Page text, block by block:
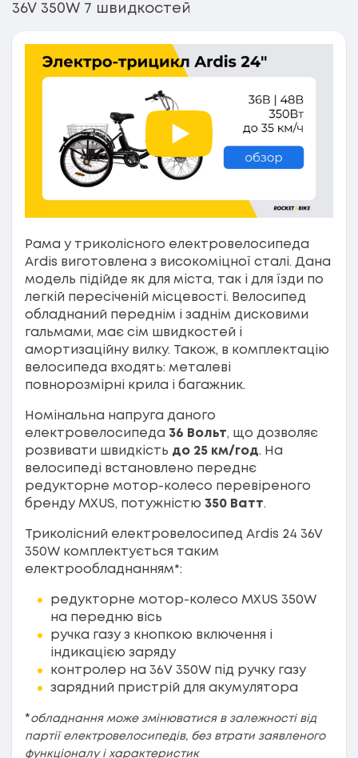
36V 350W 7 швидкостей
Рама у триколісного електровелосипеда
Ardis виготовлена з високоміцної сталі. Дана
модель підійде як для міста, так і для їзди по
легкій пересіченій місцевості. Велосипед
обладнаний переднім і заднім дисковими
гальмами, має сім швидкостей і
амортизаційну вилку. Також, в комплектацію
велосипеда входять: металеві
повнорозмірні крила і багажник.
Номінальна напруга даного
електровелосипеда 36 Вольт, що дозволяє
розвивати швидкість до 25 км/год. На
велосипеді встановлено переднє
редукторне мотор-колесо перевіреного
бренду MXUS, потужністю 350 Ватт.
Триколісний електровелосипед Ardis 24 36V
350W комплектується таким
електрообладнанням*:
редукторне мотор-колесо MXUS 350W
на передню вісь
ручка газу з кнопкою включення і
індикацією заряду
контролер на 36V 350W під ручку газу
зарядний пристрій для акумулятора
*обладнання може змінюватися в залежності від
партії електровелосипедів, без втрати заявленого
функціоналу і характеристик